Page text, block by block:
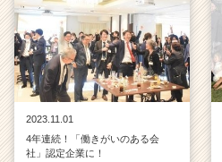
2023.11.01
4年連続！「働きがいのある会
社」認定企業に！